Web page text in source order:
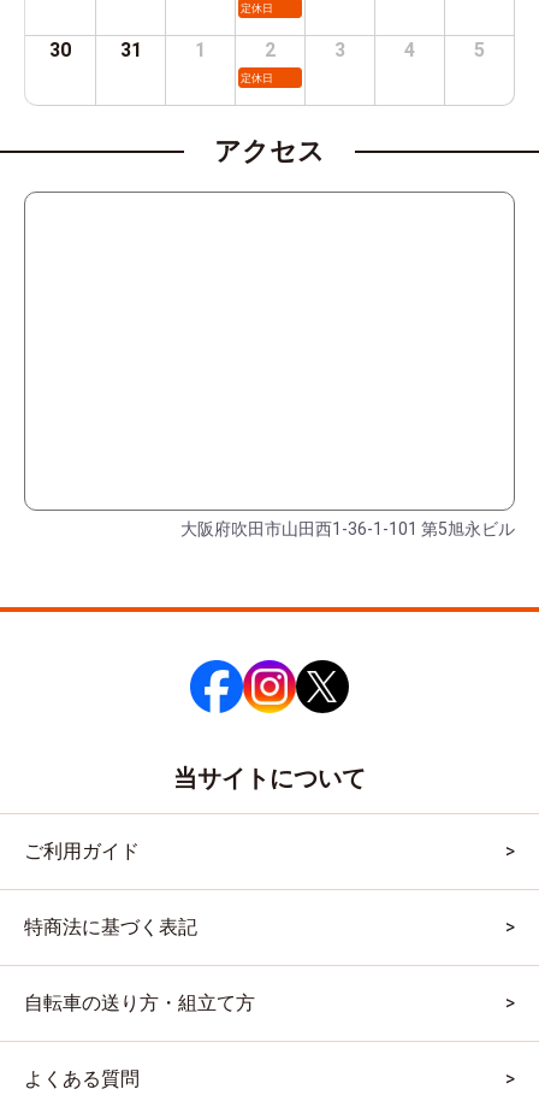
定休日
30 31 1 2
定休日
3 4 5
アクセス
大阪府吹田市山田西1-36-1-101 第5旭永ビル
当サイトについて
ご利用ガイド
特商法に基づく表記
自転車の送り方・組立て方
よくある質問